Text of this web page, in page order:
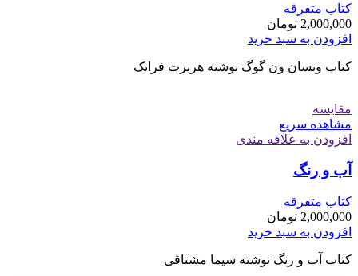
کتاب متفرقه
2,000,000 تومان
افزودن به سبد خرید
کتاب ونسان ون گوگ نوشته هربرت فرانک
مقایسه
مشاهده سریع
افزودن به علاقه مندی
آب و رنگ
کتاب متفرقه
2,000,000 تومان
افزودن به سبد خرید
کتاب آب و رنگ نوشته سیما مشتاقی